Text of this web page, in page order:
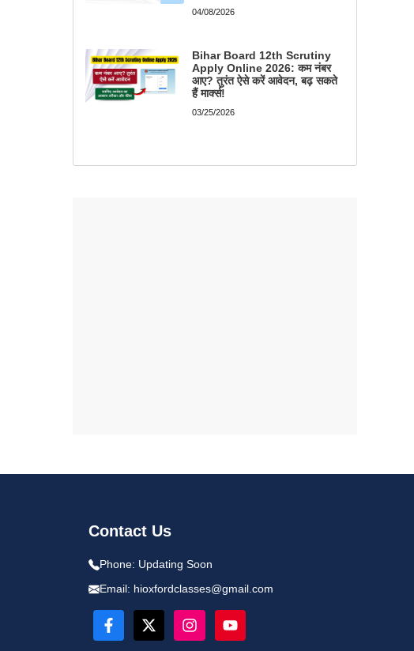
04/08/2026
Bihar Board 12th Scrutiny
Apply Online 2026: कम नंबर
आए? तुरंत ऐसे करें आवेदन, बढ़ सकते
हैं मार्क्स!
03/25/2026
Contact Us
Phone: Updating Soon
Email: hioxfordclasses@gmail.com